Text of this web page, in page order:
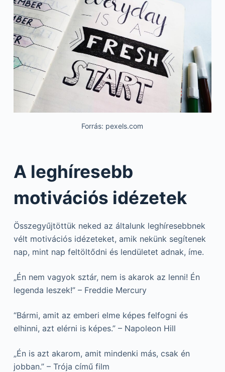
Forrás: pexels.com
A leghíresebb
motivációs idézetek
Összegyűjtöttük neked az általunk leghíresebbnek
vélt motivációs idézeteket, amik nekünk segítenek
nap, mint nap feltöltődni és lendületet adnak, íme.
„Én nem vagyok sztár, nem is akarok az lenni! Én
legenda leszek!” – Freddie Mercury
“Bármi, amit az emberi elme képes felfogni és
elhinni, azt elérni is képes.” – Napoleon Hill
„Én is azt akarom, amit mindenki más, csak én
jobban.” – Trója című film